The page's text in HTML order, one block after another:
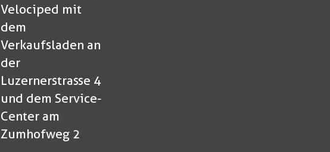
Velociped mit
dem
Verkaufsladen an
der
Luzernerstrasse 4
und dem Service-
Center am
Zumhofweg 2